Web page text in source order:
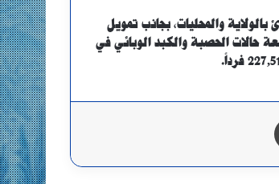
والمحليات، بجانب تمويل
حالات الحصبة والكبد الوبائي في